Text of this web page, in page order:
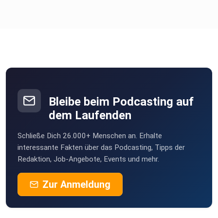
Bleibe beim Podcasting auf
dem Laufenden
Schließe Dich 26.000+ Menschen an. Erhalte
interessante Fakten über das Podcasting, Tipps der
Redaktion, Job-Angebote, Events und mehr.
Zur Anmeldung